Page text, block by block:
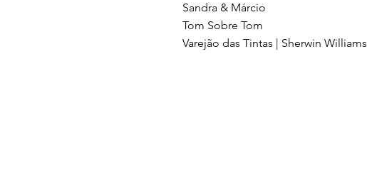
Sandra & Márcio
Tom Sobre Tom
Varejão das Tintas | Sherwin Williams